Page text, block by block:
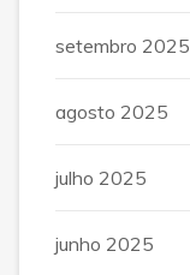
setembro 2025
agosto 2025
julho 2025
junho 2025